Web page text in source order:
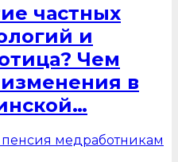
частных
и
Чем
изменения в